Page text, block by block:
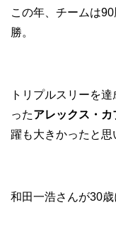
この年、チームは
勝。
トリプルスリーを達
ったアレックス・カ
躍も大きかったと思
和田一浩さんが30歳